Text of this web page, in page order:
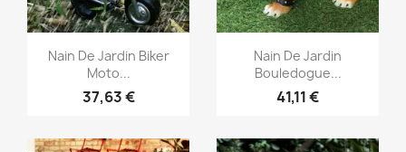
Aperçu rapide
Nain De Jardin Biker
Moto...
37,63 €
Aperçu rapide
Nain De Jardin
Bouledogue...
41,11 €